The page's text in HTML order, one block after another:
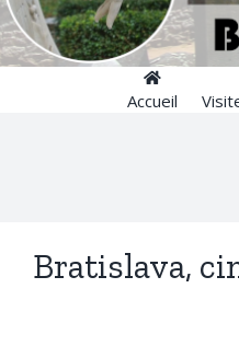
Accueil
Bratislava,